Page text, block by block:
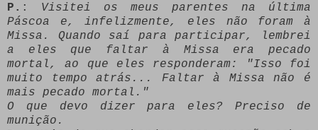
P. : Visitei os meus parentes na última
Páscoa e, infelizmente, eles não foram à
Missa. Quando saí para participar, lembrei
a eles que faltar à Missa era pecado
mortal, ao que eles responderam:
"Isso foi
muito tempo atrás... Faltar à Missa não é
mais pecado mortal."
O que devo dizer para eles? Preciso de
munição.